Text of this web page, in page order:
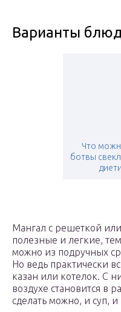
Варианты
Что
ботвы
Мангал с решеткой
полезные и легкие,
можно из подручных
Но ведь практически
казан или котелок. С
воздухе становится в
сделать можно, и суп, и